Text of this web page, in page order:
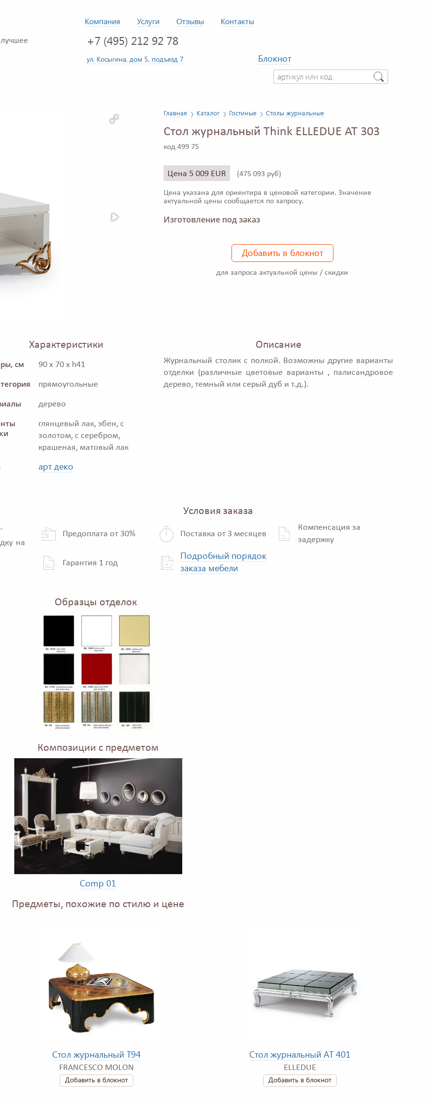
Компания Услуги Отзывы Контакты
+7 (495) 212 92 78
ул. Косыгина, дом 5, подъезд 7
Блокнот
Главная Каталог Гостиные Столы журнальные
Стол журнальный Think ELLEDUE AT 303
код 499 75
Цена 5 009 EUR (475 093 руб)
Цена указана для ориентира в ценовой категории. Значение
актуальной цены сообщается по запросу.
Изготовление под заказ
Добавить в блокнот
для запроса актуальной цены / скидки
Характеристики
см 90 x 70 x h41
прямоугольные
дерево
глянцевый лак, эбен, с
золотом, с серебром,
крашеная, матовый лак
арт деко
Описание
Журнальный столик с полкой. Возможны другие варианты
отделки (различные цветовые варианты , палисандровое
дерево, темный или серый дуб и т.д.).
на
Условия заказа
Предоплата от 30% Поставка от 3 месяцев
Компенсация за
задержку
Гарантия 1 год
Подробный порядок
заказа мебели
Образцы отделок
Композиции с предметом
Comp 01
Предметы, похожие по стилю и цене
Стол журнальный T94
FRANCESCO MOLON
Добавить в блокнот
Стол журнальный AT 401
ELLEDUE
Добавить в блокнот